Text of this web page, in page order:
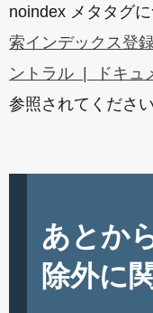
noindex メタタグに
索インデックス登
ントラル | ドキュ
参照されてください
あとか
除外に